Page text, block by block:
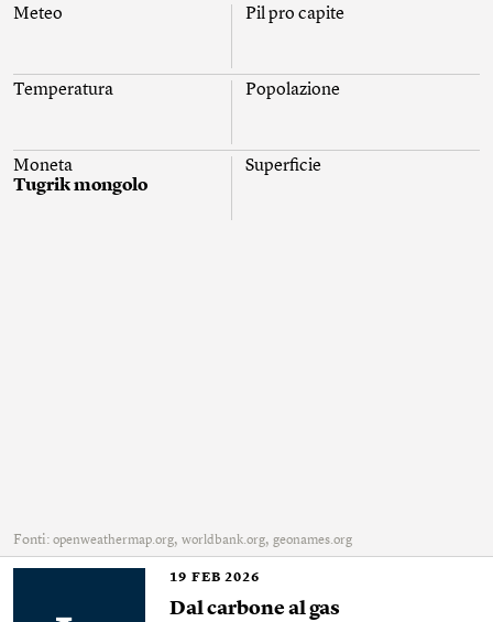
Meteo Pil pro capite
Temperatura Popolazione
Moneta
Tugrik mongolo
Superficie
Fonti: openweathermap.org, worldbank.org, geonames.org
19 FEB 2026
Dal carbone al gas